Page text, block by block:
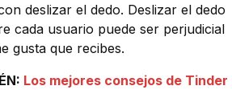
deslizar el dedo. Deslizar el dedo
cada usuario puede ser perjudicial
gusta que recibes.
Los mejores consejos de Tinder